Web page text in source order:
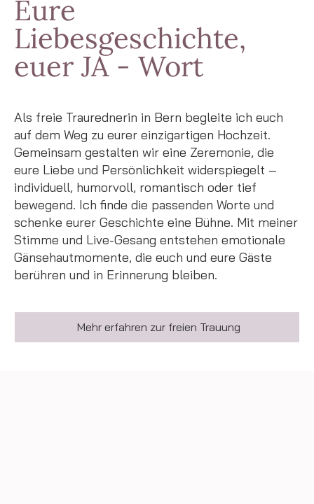
Eure
Liebesgeschichte,
euer JA - Wort
Als freie Traurednerin in Bern begleite ich euch
auf dem Weg zu eurer einzigartigen Hochzeit.
Gemeinsam gestalten wir eine Zeremonie, die
eure Liebe und Persönlichkeit widerspiegelt –
individuell, humorvoll, romantisch oder tief
bewegend. Ich finde die passenden Worte und
schenke eurer Geschichte eine Bühne. Mit meiner
Stimme und Live-Gesang entstehen emotionale
Gänsehautmomente, die euch und eure Gäste
berühren und in Erinnerung bleiben.
Mehr erfahren zur freien Trauung